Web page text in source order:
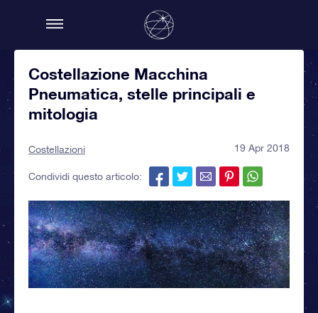
Costellazione Macchina
Pneumatica, stelle principali e
mitologia
Costellazioni 19 Apr 2018
Condividi questo articolo: